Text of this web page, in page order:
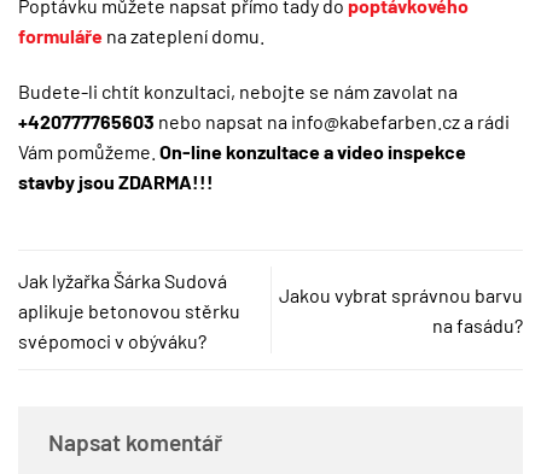
Poptávku můžete napsat přímo tady do poptávkového
formuláře na zateplení domu.
Budete-li chtít konzultaci, nebojte se nám zavolat na
+420777765603 nebo napsat na info@kabefarben.cza rádi
Vám pomůžeme. On-line konzultace a video inspekce
stavby jsou ZDARMA!!!
Jak lyžařka Šárka Sudová
aplikuje betonovou stěrku
svépomoci v obýváku?
Jakou vybrat správnou barvu
na fasádu?
Napsat komentář